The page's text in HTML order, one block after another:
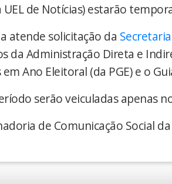
UEL de Notícias) estarão
atende solicitação da
da Administração Direta e
em Ano Eleitoral (da PGE) e o
serão veiculadas apenas
de Comunicação Social da